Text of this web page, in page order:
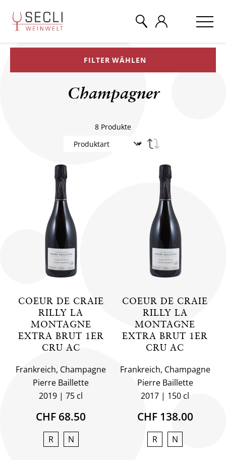
Champagner
FILTER WÄHLEN
8 Produkte
COEUR DE CRAIE
RILLY LA
MONTAGNE
EXTRA BRUT 1ER
CRU AC
Frankreich, Champagne
Pierre Baillette
2019
75 cl
CHF 68.50
R N
COEUR DE CRAIE
RILLY LA
MONTAGNE
EXTRA BRUT 1ER
CRU AC
Frankreich, Champagne
Pierre Baillette
2017
150 cl
CHF 138.00
R N
CHAMPAGNER
ÜBER UNS
KONTAKT